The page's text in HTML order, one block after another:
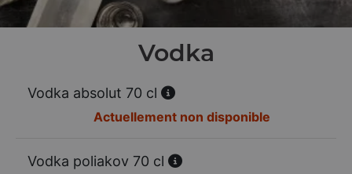
Vodka
Vodka absolut 70 cl
Actuellement non disponible
Vodka poliakov 70 cl